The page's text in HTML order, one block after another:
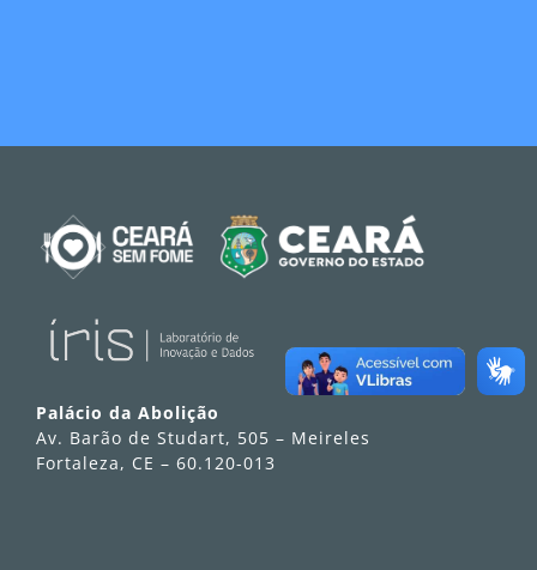
Palácio da Abolição
Av. Barão de Studart, 505 – Meireles
Fortaleza, CE – 60.120-013